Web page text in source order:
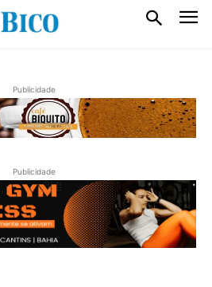
Publicidade
Publicidade